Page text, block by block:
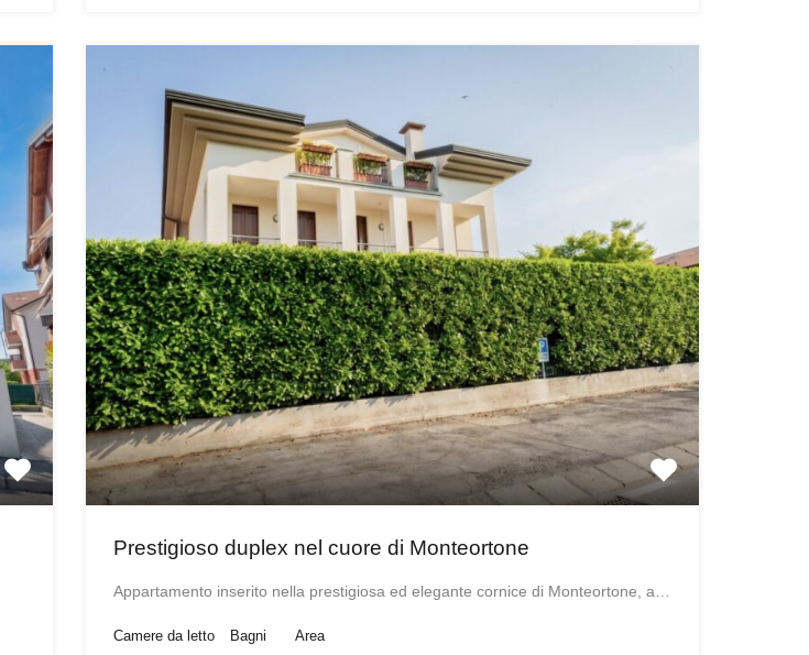
Prestigioso duplex nel cuore di Monteortone
Appartamento inserito nella prestigiosa ed elegante cornice di Monteortone, a…
Camere da letto
Bagni
Area